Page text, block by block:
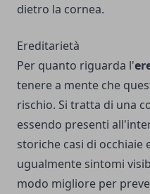
dietro la cornea.
Ereditarietà
Per quanto riguarda l'
tenere a mente che
rischio. Si tratta di una
essendo presenti
storiche casi di occhiaie
ugualmente sintomi
modo migliore per